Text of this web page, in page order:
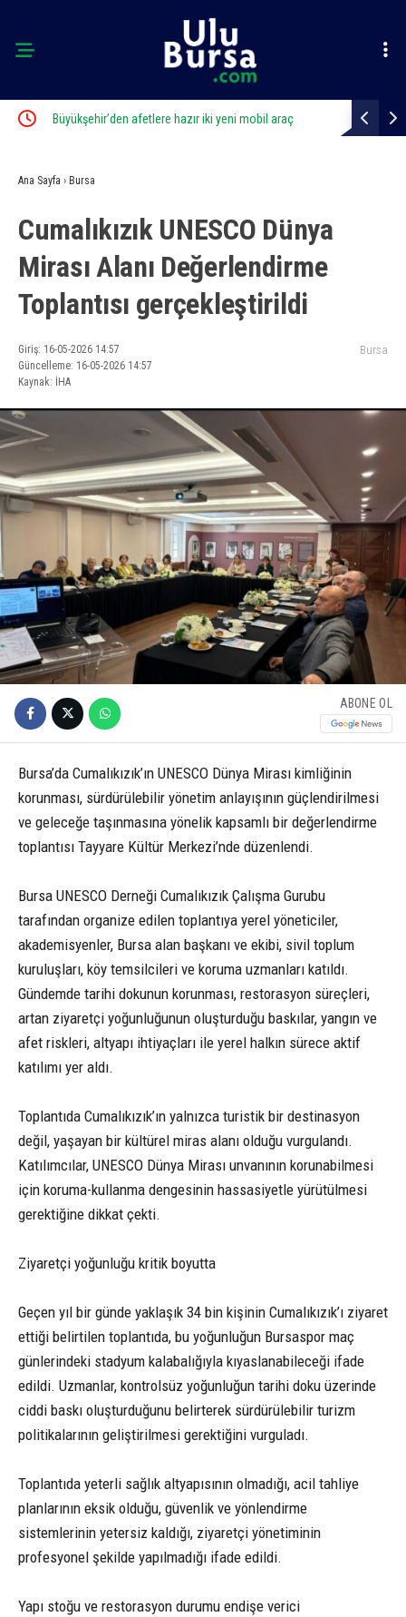
Büyükşehir’den afetlere hazır iki yeni mobil araç
Ana Sayfa › Bursa
Cumalıkızık UNESCO Dünya
Mirası Alanı Değerlendirme
Toplantısı gerçekleştirildi
Giriş: 16-05-2026 14:57
Güncelleme: 16-05-2026 14:57
Kaynak: İHA
Bursa
ABONE OL
Bursa’da Cumalıkızık’ın UNESCO Dünya Mirası kimliğinin
korunması, sürdürülebilir yönetim anlayışının güçlendirilmesi
ve geleceğe taşınmasına yönelik kapsamlı bir değerlendirme
toplantısı Tayyare Kültür Merkezi’nde düzenlendi.
Bursa UNESCO Derneği Cumalıkızık Çalışma Gurubu
tarafından organize edilen toplantıya yerel yöneticiler,
akademisyenler, Bursa alan başkanı ve ekibi, sivil toplum
kuruluşları, köy temsilcileri ve koruma uzmanları katıldı.
Gündemde tarihi dokunun korunması, restorasyon süreçleri,
artan ziyaretçi yoğunluğunun oluşturduğu baskılar, yangın ve
afet riskleri, altyapı ihtiyaçları ile yerel halkın sürece aktif
katılımı yer aldı.
Toplantıda Cumalıkızık’ın yalnızca turistik bir destinasyon
değil, yaşayan bir kültürel miras alanı olduğu vurgulandı.
Katılımcılar, UNESCO Dünya Mirası unvanının korunabilmesi
için koruma-kullanma dengesinin hassasiyetle yürütülmesi
gerektiğine dikkat çekti.
Ziyaretçi yoğunluğu kritik boyutta
Geçen yıl bir günde yaklaşık 34 bin kişinin Cumalıkızık’ı ziyaret
ettiği belirtilen toplantıda, bu yoğunluğun Bursaspor maç
günlerindeki stadyum kalabalığıyla kıyaslanabileceği ifade
edildi. Uzmanlar, kontrolsüz yoğunluğun tarihi doku üzerinde
ciddi baskı oluşturduğunu belirterek sürdürülebilir turizm
politikalarının geliştirilmesi gerektiğini vurguladı.
Toplantıda yeterli sağlık altyapısının olmadığı, acil tahliye
planlarının eksik olduğu, güvenlik ve yönlendirme
sistemlerinin yetersiz kaldığı, ziyaretçi yönetiminin
profesyonel şekilde yapılmadığı ifade edildi.
Yapı stoğu ve restorasyon durumu endişe verici